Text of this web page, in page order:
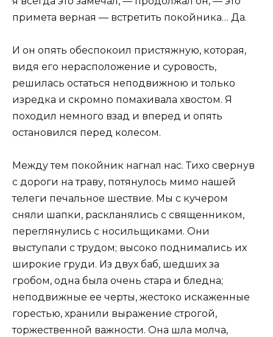
примета верная — встретить покойника… Да.
И он опять обеспокоил пристяжную, которая,
видя его нерасположение и суровость,
решилась остаться неподвижною и только
изредка и скромно помахивала хвостом. Я
походил немного взад и вперед и опять
остановился перед колесом.
Между тем покойник нагнал нас. Тихо свернув
с дороги на траву, потянулось мимо нашей
телеги печальное шествие. Мы с кучером
сняли шапки, раскланялись с священником,
переглянулись с носильщиками. Они
выступали с трудом; высоко поднимались их
широкие груди. Из двух баб, шедших за
гробом, одна была очень стара и бледна;
неподвижные ее черты, жестоко искаженные
горестью, хранили выражение строгой,
торжественной важности. Она шла молча,